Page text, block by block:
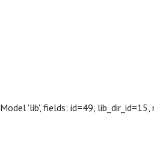
Model 'lib', fields: id=49,